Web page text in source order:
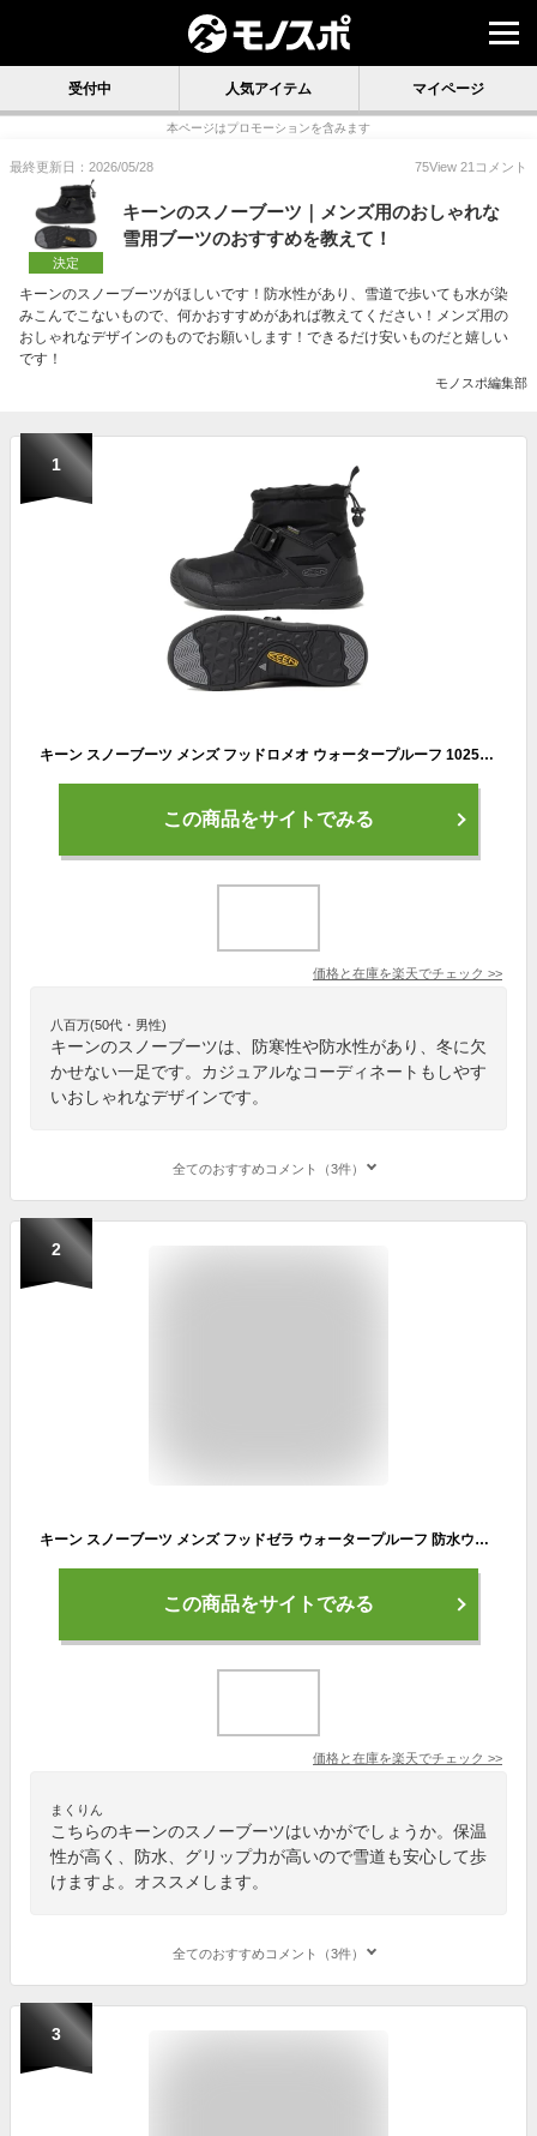
受付中 人気アイテム マイページ
本ページはプロモーションを含みます
最終更新日：2026/05/28 75View 21 コメント
決定
キーンのスノーブーツ｜メンズ用のおしゃれな
雪用ブーツのおすすめを教えて！
キーンのスノーブーツがほしいです！防水性があり、雪道で歩いても水が染
みこんでこないもので、何かおすすめがあれば教えてください！メンズ用の
おしゃれなデザインのものでお願いします！できるだけ安いものだと嬉しい
です！
モノスポ編集部
1
キーン スノーブーツ メンズ フッドロメオ ウォータープルーフ 1025473 BK/BK ショートブーツ KEEN 冬靴 保温 防寒 防水 ウィンターブーツ あったか 滑らない
この商品をサイトでみる
価格と在庫を楽天でチェック >>
八百万(50代・男性)
キーンのスノーブーツは、防寒性や防水性があり、冬に欠
かせない一足です。カジュアルなコーディネートもしやす
いおしゃれなデザインです。
全てのおすすめコメント（3件）
2
キーン スノーブーツ メンズ フッドゼラ ウォータープルーフ 防水ウインターブーツ 1025476 BK/BK ショートブーツ KEEN 冬靴 保温 防寒 防水 ウィンターブーツ あったか 滑らない
この商品をサイトでみる
価格と在庫を楽天でチェック >>
まくりん
こちらのキーンのスノーブーツはいかがでしょうか。保温
性が高く、防水、グリップ力が高いので雪道も安心して歩
けますよ。オススメします。
全てのおすすめコメント（3件）
3